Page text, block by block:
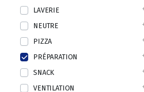
LAVERIE
NEUTRE
PIZZA
PRÉPARATION
SNACK
VENTILATION